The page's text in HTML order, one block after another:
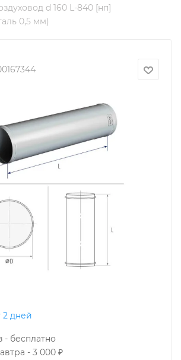
d 160 L-840 [нп]
0,5 мм)
2 дней
бесплатно
- 3 000 ₽